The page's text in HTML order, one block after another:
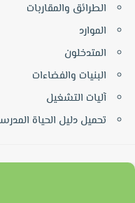
الطرائق والمقاربات
الموارد
المتدخلون
البنيات والفضاءات
آليات التشغيل
تحميل دليل الحياة المدرسية PDF